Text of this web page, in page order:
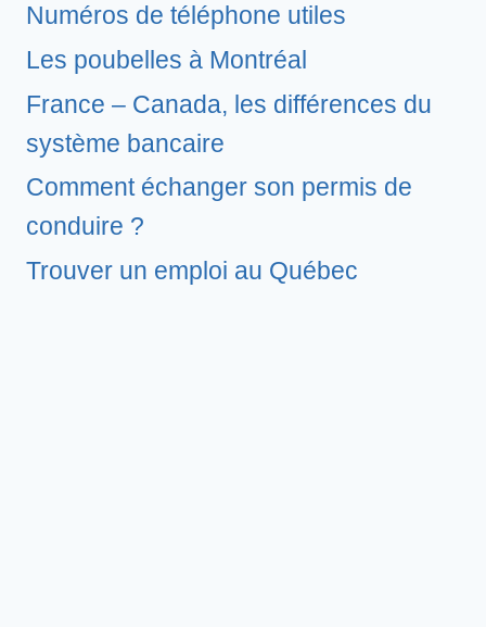
Numéros de téléphone utiles
Les poubelles à Montréal
France – Canada, les différences du
système bancaire
Comment échanger son permis de
conduire ?
Trouver un emploi au Québec